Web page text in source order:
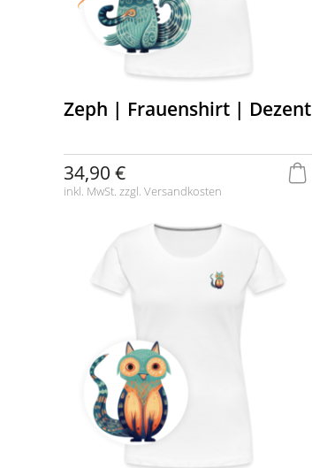
Zeph | Frauenshirt | Dezent
34,90 €
inkl. MwSt. zzgl. Versandkosten